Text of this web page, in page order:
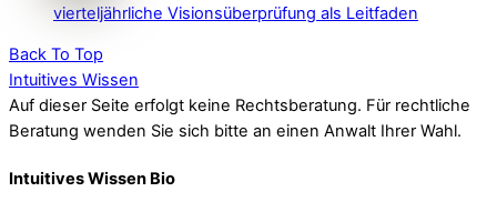
vierteljährliche Visionsüberprüfung als Leitfaden
Back To Top
Intuitives Wissen
Auf dieser Seite erfolgt keine Rechtsberatung. Für rechtliche
Beratung wenden Sie sich bitte an einen Anwalt Ihrer Wahl.
Intuitives Wissen Bio